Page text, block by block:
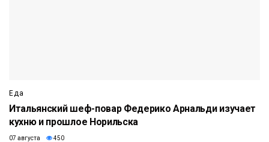
Еда
Итальянский шеф-повар Федерико Арнальди изучает
кухню и прошлое Норильска
07 августа 450